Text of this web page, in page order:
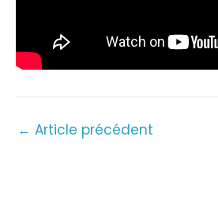
← Article précédent